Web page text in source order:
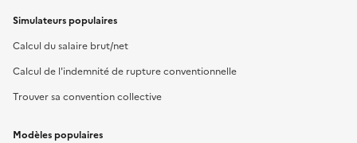
Simulateurs populaires
Calcul du salaire brut/net
Calcul de l'indemnité de rupture conventionnelle
Trouver sa convention collective
Modèles populaires